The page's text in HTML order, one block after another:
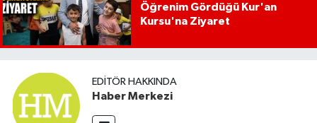
Öğrenim Gördüğü Kur'an
Kursu'na Ziyaret
EDITÖR HAKKINDA
Haber Merkezi